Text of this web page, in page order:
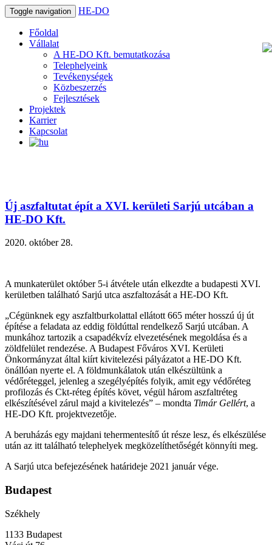
Toggle navigation HE-DO
Főoldal
Vállalat
A HE-DO Kft. bemutatkozása
Telephelyeink
Tevékenységek
Közbeszerzés
Fejlesztések
Projektek
Karrier
Kapcsolat
Új aszfaltutat épít a XVI. kerületi Sarjú utcában a
HE-DO Kft.
2020. október 28.
A munkaterület október 5-i átvétele után elkezdte a budapesti XVI.
kerületben található Sarjú utca aszfaltozását a HE-DO Kft.
„Cégünknek egy aszfaltburkolattal ellátott 665 méter hosszú új út
építése a feladata az eddig földúttal rendelkező Sarjú utcában. A
munkához tartozik a csapadékvíz elvezetésének megoldása és a
zöldfelület rendezése. A Budapest Főváros XVI. Kerületi
Önkormányzat által kiírt kivitelezési pályázatot a HE-DO Kft.
önállóan nyerte el. A földmunkálatok után elkészültünk a
védőréteggel, jelenleg a szegélyépítés folyik, amit egy védőréteg
profilozás és Ckt-réteg építés követ, végül három aszfaltréteg
elkészítésével zárul majd a kivitelezés” – mondta Timár Gellért, a
HE-DO Kft. projektvezetője.
A beruházás egy majdani tehermentesítő út része lesz, és elkészülése
után az itt található telephelyek megközelíthetőségét könnyíti meg.
A Sarjú utca befejezésének határideje 2021 január vége.
Budapest
Székhely
1133 Budapest